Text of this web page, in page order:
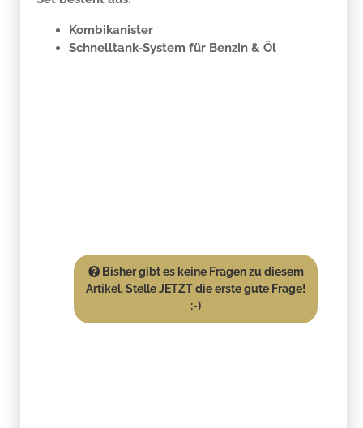
Kombikanister
Schnelltank-System für Benzin & Öl
Bisher gibt es keine Fragen zu diesem
Artikel. Stelle JETZT die erste gute Frage!
:-)